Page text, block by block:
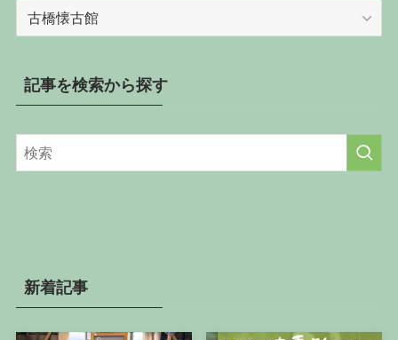
カ
テ
ー
記事を検索から探す
新着記事